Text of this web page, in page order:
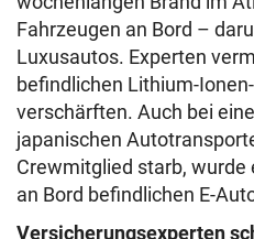
Fahrzeugen an Bord –
Luxusautos. Experten
befindlichen Lithium-
verschärften. Auch bei
japanischen
Crewmitglied starb,
an Bord befindlichen E-
Versicherungsexperten